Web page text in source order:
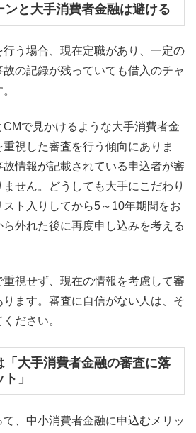
ンと大手消費者金融は避ける
う場合、現在定職があり、一定の
の記録が残っていても借入のチャ
で見かけるような大手消費者金
視した審査を行う傾向にありま
情報が記載されている申込者が審
せん。どうしても大手にこだわり
ト入りしてから5～10年期間をお
外れた後に再度申し込みを考える
視せず、現在の情報を考慮して審
ます。審査に自信がない人は、そ
ださい。
「大手消費者金融の審査に落
」
、中小消費者金融に申込むメリッ